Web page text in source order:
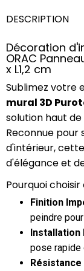
DESCRIPTION
Décoration
ORAC
x L1,2 cm
Sublimez votre
mural 3D
solution haut
Reconnue
d'intérieur,
d'élégance et
Pourquoi
Finition
peindre
Installation
pose rapide
Résistance